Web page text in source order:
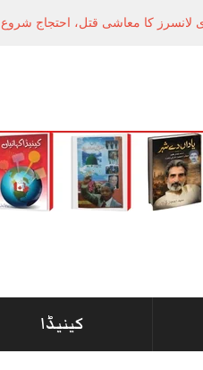
لانسرز کا معاشی قتل، احتجاج شروع
کینیڈا